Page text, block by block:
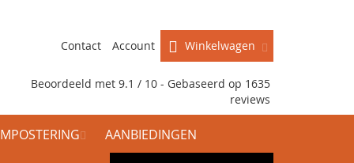
Winkelwagen
Contact Account
Beoordeeld met 9.1 / 10 - Gebaseerd op 1635
reviews
AANBIEDINGEN